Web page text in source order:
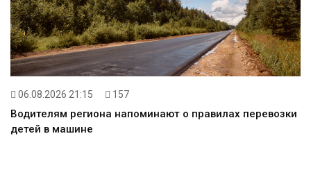
06.08.2026 21:15 157
Водителям региона напоминают о правилах перевозки
детей в машине